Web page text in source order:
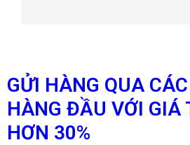
GỬI HÀNG QUA
HÀNG ĐẦU VỚI GIÁ
HƠN 30%